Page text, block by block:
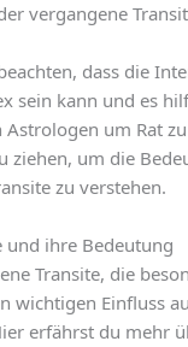
vergangene
dass die
sein kann und es
Astrologen um Rat
ziehen, um die
zu verstehen.
und ihre Bedeutung
Transite, die
wichtigen Einfluss
erfährst du mehr